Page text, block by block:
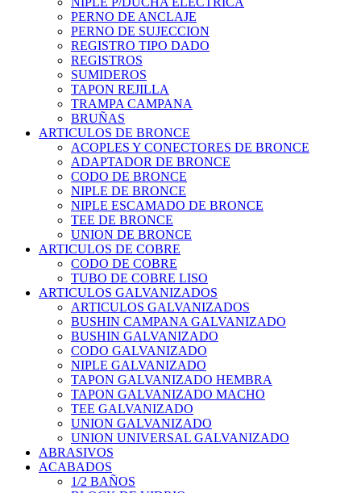
PERNO DE ANCLAJE
PERNO DE SUJECCION
REGISTRO TIPO DADO
REGISTROS
SUMIDEROS
TAPON REJILLA
TRAMPA CAMPANA
BRUÑAS
ARTICULOS DE BRONCE
ACOPLES Y CONECTORES DE BRONCE
ADAPTADOR DE BRONCE
CODO DE BRONCE
NIPLE DE BRONCE
NIPLE ESCAMADO DE BRONCE
TEE DE BRONCE
UNION DE BRONCE
ARTICULOS DE COBRE
CODO DE COBRE
TUBO DE COBRE LISO
ARTICULOS GALVANIZADOS
ARTICULOS GALVANIZADOS
BUSHIN CAMPANA GALVANIZADO
BUSHIN GALVANIZADO
CODO GALVANIZADO
NIPLE GALVANIZADO
TAPON GALVANIZADO HEMBRA
TAPON GALVANIZADO MACHO
TEE GALVANIZADO
UNION GALVANIZADO
UNION UNIVERSAL GALVANIZADO
ABRASIVOS
ACABADOS
1/2 BAÑOS